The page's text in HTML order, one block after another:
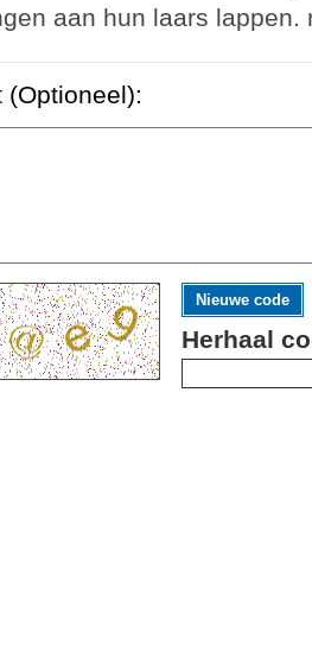
aan hun laars lappen.
Nieuwe code
Herhaal